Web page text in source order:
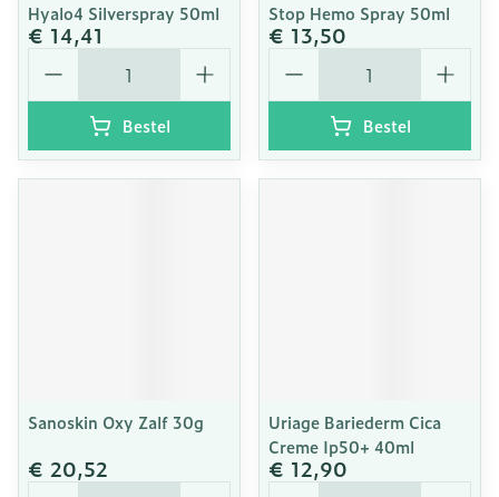
Hyalo4 Silverspray 50ml
€ 14,41
Aantal
Bestel
Stop Hemo Spray 50ml
€ 13,50
Aantal
Bestel
Sanoskin Oxy Zalf 30g
€ 20,52
Aantal
Uriage Bariederm Cica
Creme Ip50+ 40ml
€ 12,90
Aantal